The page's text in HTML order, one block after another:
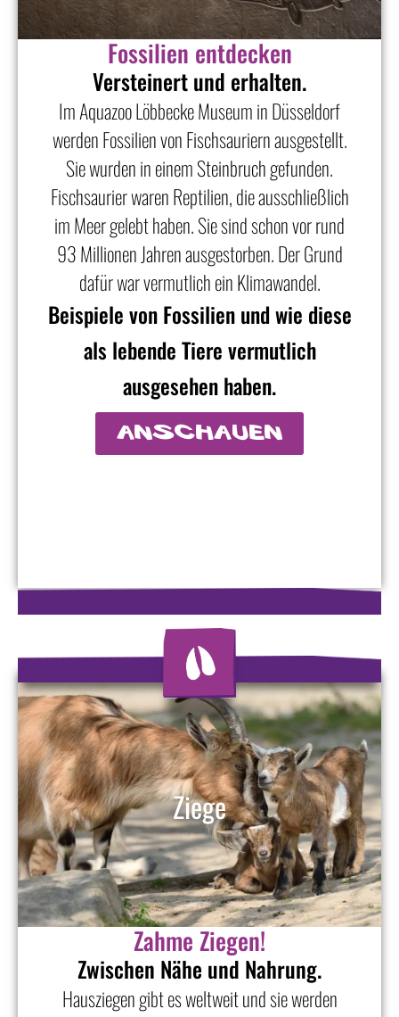
Fossilien entdecken
Versteinert und erhalten.
Im Aquazoo Löbbecke Museum in Düsseldorf
werden Fossilien von Fischsauriern ausgestellt.
Sie wurden in einem Steinbruch gefunden.
Fischsaurier waren Reptilien, die ausschließlich
im Meer gelebt haben. Sie sind schon vor rund
93 Millionen Jahren ausgestorben. Der Grund
dafür war vermutlich ein Klimawandel.
Beispiele von Fossilien und wie diese
als lebende Tiere vermutlich
ausgesehen haben.
anschauen
Ziege
Zahme Ziegen!
Zwischen Nähe und Nahrung.
Hausziegen gibt es weltweit und sie werden